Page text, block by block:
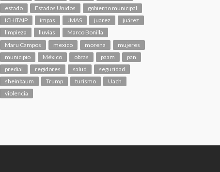
estado
Estados Unidos
gobierno municipal
ICHITAIP
impas JMAS juarez
juárez
limpieza
lluvias
Marco Bonilla
Maru Campos
mexico morena
mujeres
municipio
México obras paam
pan
predial
regidores salud
seguridad
sheinbaum
Trump turismo
Uach
violencia